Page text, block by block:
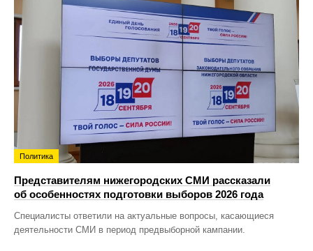
Политика
Представителям нижегородских СМИ рассказали
об особенностях подготовки выборов 2026 года
Специалисты ответили на актуальные вопросы, касающиеся
деятельности СМИ в период предвыборной кампании.